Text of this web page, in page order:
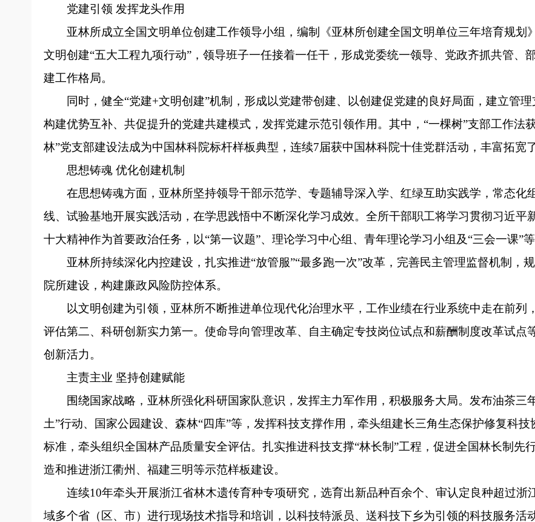
党建引领 发挥龙头作用
亚林所成立全国文明单位创建工作领导小组，编制《亚林所创建全国文明单位三年培育规
文明创建“五大工程九项行动”，领导班子一任接着一任干，形成党委统一领导、党政齐抓共管、
建工作格局。
同时，健全“党建+文明创建”机制，形成以党建带创建、以创建促党建的良好局面，建立管
构建优势互补、共促提升的党建共建模式，发挥党建示范引领作用。其中，“一棵树”支部工作法
林”党支部建设法成为中国林科院标杆样板典型，连续7届获中国林科院十佳党群活动，丰富拓宽
思想铸魂 优化创建机制
在思想铸魂方面，亚林所坚持领导干部示范学、专题辅导深入学、红绿互助实践学，常态化
线、试验基地开展实践活动，在学思践悟中不断深化学习成效。全所干部职工将学习贯彻习近平
十大精神作为首要政治任务，以“第一议题”、理论学习中心组、青年理论学习小组及“三会一课”
亚林所持续深化内控建设，扎实推进“放管服”“最多跑一次”改革，完善民主管理监督机制，
院所建设，构建廉政风险防控体系。
以文明创建为引领，亚林所不断推进单位现代化治理水平，工作业绩在行业系统中走在前
评估第二、科研创新实力第一。使命导向管理改革、自主确定专技岗位试点和薪酬制度改革试点
创新活力。
主责主业 坚持创建赋能
围绕国家战略，亚林所强化科研国家队意识，发挥主力军作用，积极服务大局。发布油茶三
土”行动、国家公园建设、森林“四库”等，发挥科技支撑作用，牵头组建长三角生态保护修复科
标准，牵头组织全国林产品质量安全评估。扎实推进科技支撑“林长制”工程，促进全国林长制先
造和推进浙江衢州、福建三明等示范样板建设。
连续10年牵头开展浙江省林木遗传育种专项研究，选育出新品种百余个、审认定良种超过浙
域多个省（区、市）进行现场技术指导和培训，以科技特派员、送科技下乡为引领的科技服务活